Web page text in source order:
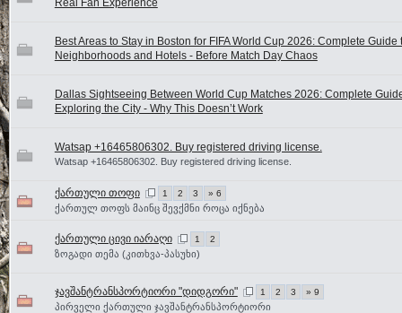
Real Fan Experience
Best Areas to Stay in Boston for FIFA World Cup 2026: Complete Guide
Neighborhoods and Hotels - Before Match Day Chaos
Dallas Sightseeing Between World Cup Matches 2026: Complete
Exploring the City - Why This Doesn’t Work
Watsap +16465806302. Buy registered driving license.
Watsap +16465806302. Buy registered driving license.
ქართული თოფი 1 2 3 » 6
ქართულ თოფს მაინც შევქმნი როცა იქნება
ქართული ცივი იარაღი 1 2
ზოგადი თემა (კითხვა-პასუხი)
ჯავშანტრანსპორტიორი "დიდგორი" 1 2 3 » 9
პირველი ქართული ჯავშანტრანსპორტიორი